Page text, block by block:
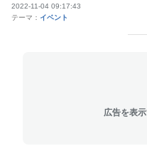
2022-11-04 09:17:43
テーマ： イベント
広告を表